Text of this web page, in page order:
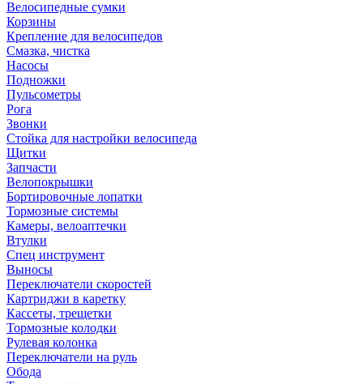
Велосипедные сумки
Корзины
Крепление для велосипедов
Смазка, чистка
Насосы
Подножки
Пульсометры
Рога
Звонки
Стойка для настройки велосипеда
Щитки
Запчасти
Велопокрышки
Бортировочные лопатки
Тормозные системы
Камеры, велоаптечки
Втулки
Спец инструмент
Выносы
Переключатели скоростей
Картриджи в каретку
Кассеты, трещетки
Тормозные колодки
Рулевая колонка
Переключатели на руль
Обода